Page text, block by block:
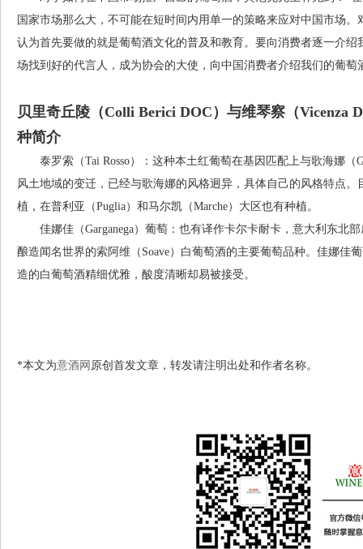
国家市场那么大，不可能在短时间内用单一的策略来应对中国市场
认为首先要做的就是葡萄酒文化的普及和教育。要向消费者逐一介
场找到好的代言人，成为协会的大使，向中国消费者介绍我们的葡萄
贝里奇丘陵（Colli Berici DOC）与维琴察（Vicenza
种简介
泰罗索（Tai Rosso）：这种本土红葡萄在基因匹配上与歌海娜（
风土地域的变迁，已经与歌海娜的风格迥异，具体自己的风格特点。
植，在普利亚（Puglia）和马尔凯（Marche）大区也有种植。
佳娜佳（Garganega）葡萄：也有译作卡尔卡耐卡，意大利东北部
酿造闻名世界的索阿维（Soave）白葡萄酒的主要葡萄品种。佳娜佳
造的白葡萄酒精细优雅，酸度清晰却易被接受。
*本文为意酒网 原创首发文章，转发请注明出处和作者名称。